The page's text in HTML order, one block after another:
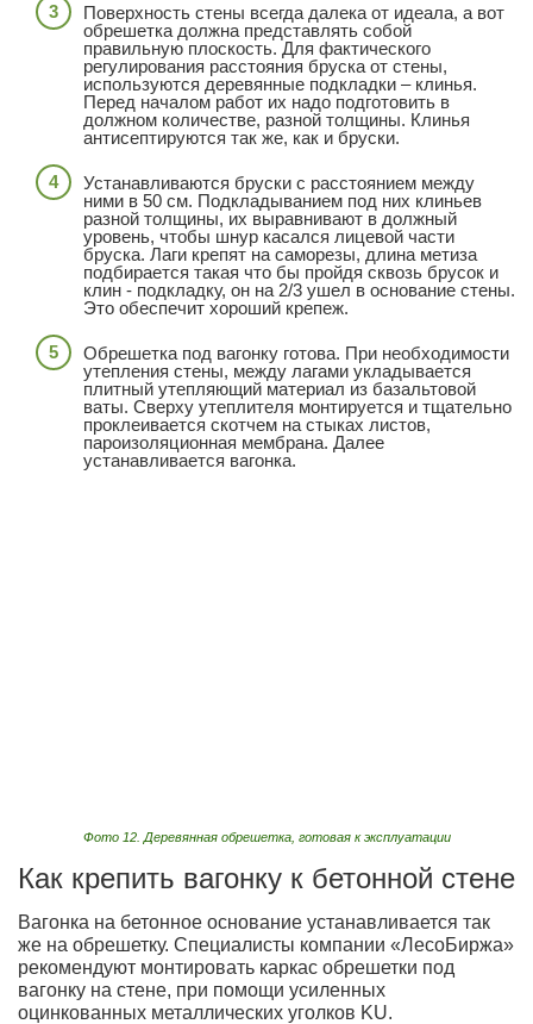
Поверхность стены всегда далека от идеала, а вот
обрешетка должна представлять собой
правильную плоскость. Для фактического
регулирования расстояния бруска от стены,
используются деревянные подкладки – клинья.
Перед началом работ их надо подготовить в
должном количестве, разной толщины. Клинья
антисептируются так же, как и бруски.
Устанавливаются бруски с расстоянием между
ними в 50 см. Подкладыванием под них клиньев
разной толщины, их выравнивают в должный
уровень, чтобы шнур касался лицевой части
бруска. Лаги крепят на саморезы, длина метиза
подбирается такая что бы пройдя сквозь брусок и
клин - подкладку, он на 2/3 ушел в основание стены.
Это обеспечит хороший крепеж.
Обрешетка под вагонку готова. При необходимости
утепления стены, между лагами укладывается
плитный утепляющий материал из базальтовой
ваты. Сверху утеплителя монтируется и тщательно
проклеивается скотчем на стыках листов,
пароизоляционная мембрана. Далее
устанавливается вагонка.
Фото 12. Деревянная обрешетка, готовая к эксплуатации
Как крепить вагонку к бетонной стене
Вагонка на бетонное основание устанавливается так
же на обрешетку. Специалисты компании «ЛесоБиржа»
рекомендуют монтировать каркас обрешетки под
вагонку на стене, при помощи усиленных
оцинкованных металлических уголков KU.